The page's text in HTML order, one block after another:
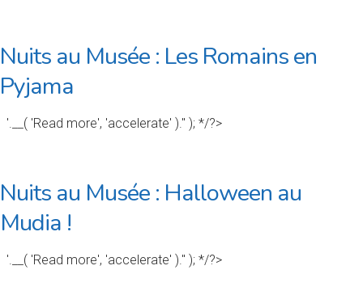
Nuits au Musée : Les Romains en
Pyjama
'.__( 'Read more', 'accelerate' ).'' ); */?>
Nuits au Musée : Halloween au
Mudia !
'.__( 'Read more', 'accelerate' ).'' ); */?>